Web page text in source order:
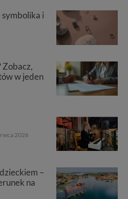
i
Zobacz,
w jeden
2026
–
na
Twoich danych.
oraz nie udostępnia
oraz osobom
usługi (przekazanie
przekazanie danych
typu: nocleg, czartery,
zasadach i funkcjonalności
danych jest: Agencja
Borkowska, z siedzibą ul.
Możesz z nami
dostępu do swoich
lub usunięcia,
Pamiętaj jednak, że nie